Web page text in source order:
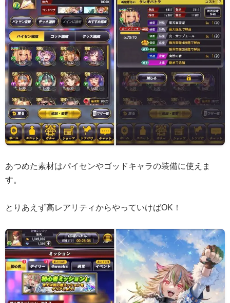
あつめた素材はパイセンやゴッドキャラの装備に使えま
す。
とりあえず高レアリティからやっていけばOK！